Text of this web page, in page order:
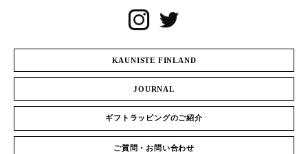
KAUNISTE FINLAND
JOURNAL
ギフトラッピングのご紹介
ご質問・お問い合わせ